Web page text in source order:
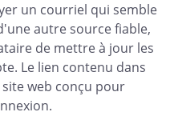
un courriel qui semble
autre source fiable,
de mettre à jour les
Le lien contenu dans
web conçu pour